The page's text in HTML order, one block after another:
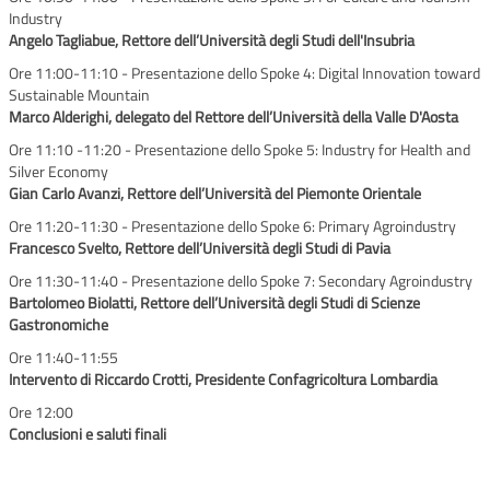
Industry
Angelo Tagliabue, Rettore dell’Università degli Studi dell'Insubria
Ore 11:00-11:10 - Presentazione dello Spoke 4: Digital Innovation toward
Sustainable Mountain
Marco Alderighi, delegato del Rettore dell’Università della Valle D'Aosta
Ore 11:10 -11:20 - Presentazione dello Spoke 5: Industry for Health and
Silver Economy
Gian Carlo Avanzi, Rettore dell’Università del Piemonte Orientale
Ore 11:20-11:30 - Presentazione dello Spoke 6: Primary Agroindustry
Francesco Svelto, Rettore dell’Università degli Studi di Pavia
Ore 11:30-11:40 - Presentazione dello Spoke 7: Secondary Agroindustry
Bartolomeo Biolatti, Rettore dell’Università degli Studi di Scienze
Gastronomiche
Ore 11:40-11:55
Intervento di Riccardo Crotti, Presidente Confagricoltura Lombardia
Ore 12:00
Conclusioni e saluti finali